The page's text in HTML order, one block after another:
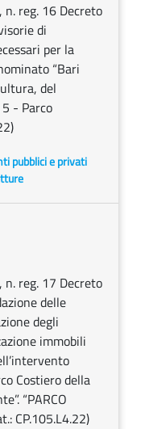
reg. 16 Decreto
di
per la
“Bari
del
- Parco
pubblici e privati
reg. 17 Decreto
delle
degli
immobili
Costiero della
“PARCO
CP.105.L4.22)